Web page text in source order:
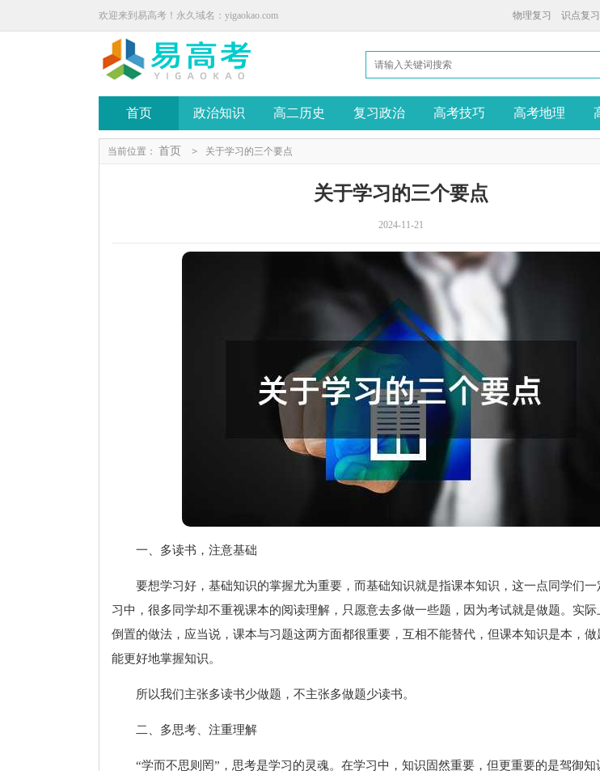
欢迎来到易高考！永久域名：yigaokao.com 识点复习
物理复习
首页 政治知识 高二历史 复习政治 高考技巧 高考地理
当前位置： 首页 > 关于学习的三个要点
关于学习的三个要点
2024-11-21
一、多读书，注意基础
要想学习好，基础知识的掌握尤为重要，而基础知识就是指课本知识，这一点同学们
习中，很多同学却不重视课本的阅读理解，只愿意去多做一些题，因为考试就是做题。实
倒置的做法，应当说，课本与习题这两方面都很重要，互相不能替代，但课本知识是本，做
能更好地掌握知识。
所以我们主张多读书少做题，不主张多做题少读书。
二、多思考、注重理解
“学而不思则罔”，思考是学习的灵魂。在学习中，知识固然重要，但更重要的是驾御